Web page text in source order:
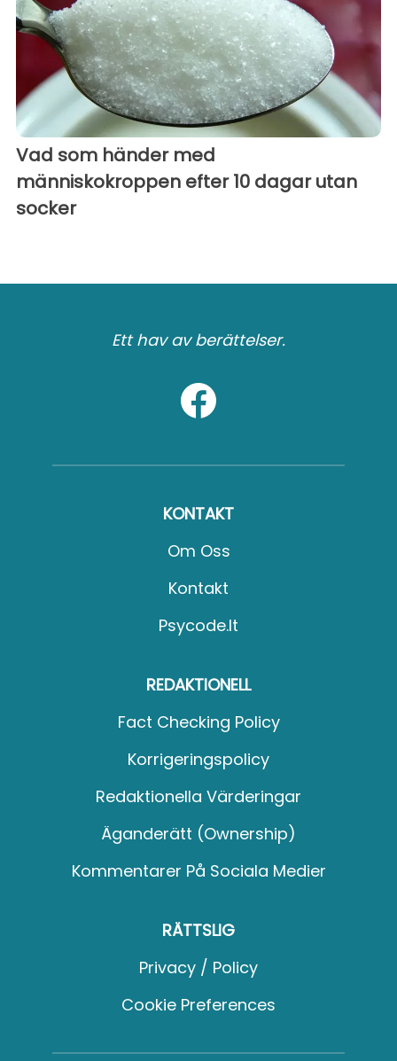
Vad som händer med
människokroppen efter 10 dagar utan
socker
Ett hav av berättelser.
KONTAKT
Om Oss
Kontakt
Psycode.it
REDAKTIONELL
Fact Checking Policy
Korrigeringspolicy
Redaktionella Värderingar
Äganderätt (Ownership)
Kommentarer På Sociala Medier
RÄTTSLIG
Privacy / Policy
Cookie Preferences